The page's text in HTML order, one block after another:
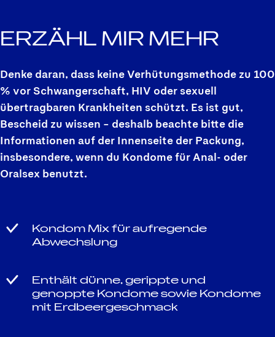
ERZÄHL MIR MEHR
Denke daran, dass keine Verhütungsmethode zu 100
% vor Schwangerschaft, HIV oder sexuell
übertragbaren Krankheiten schützt. Es ist gut,
Bescheid zu wissen – deshalb beachte bitte die
Informationen auf der Innenseite der Packung,
insbesondere, wenn du Kondome für Anal- oder
Oralsex benutzt.
Kondom Mix für aufregende
Abwechslung
Enthält dünne, gerippte und
genoppte Kondome sowie Kondome
mit Erdbeergeschmack